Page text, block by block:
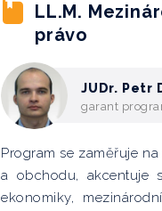
LL.M.
právo
JUDr. Petr
garant
Program se zaměřuje
a obchodu, akcentuje
ekonomiky,